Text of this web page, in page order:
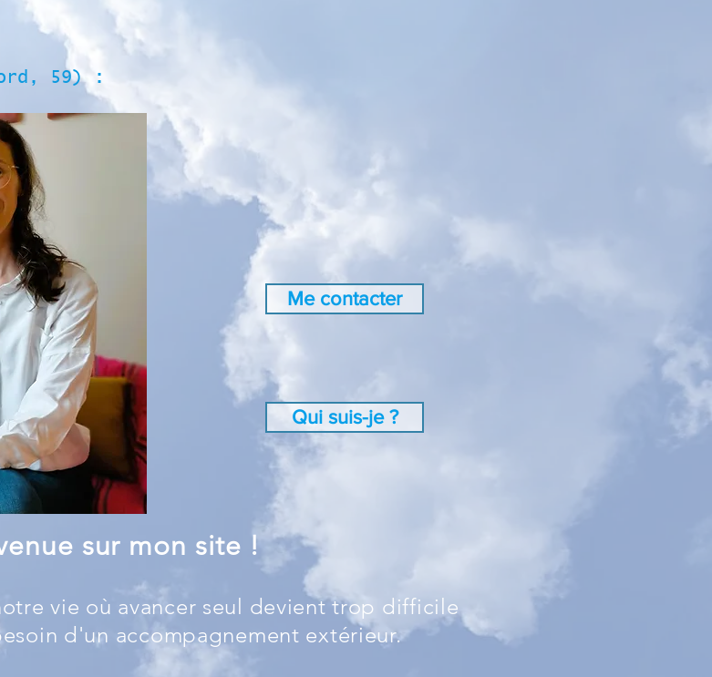
59) :
Me contacter
Qui suis-je ?
sur mon site !
vie où avancer seul devient trop difficile
d'un accompagnement extérieur.